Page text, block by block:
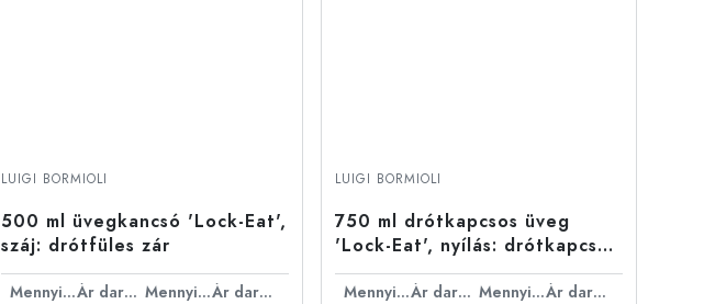
LUIGI BORMIOLI
500 ml üvegkancsó 'Lock-Eat',
száj: drótfüles zár
Mennyiség Ár darabonként Mennyiség
Ár darabonként
LUIGI BORMIOLI
750 ml drótkapcsos üveg
'Lock-Eat', nyílás: drótkapcsos
zár
Mennyiség Ár darabonként Mennyiség
Ár darabonként